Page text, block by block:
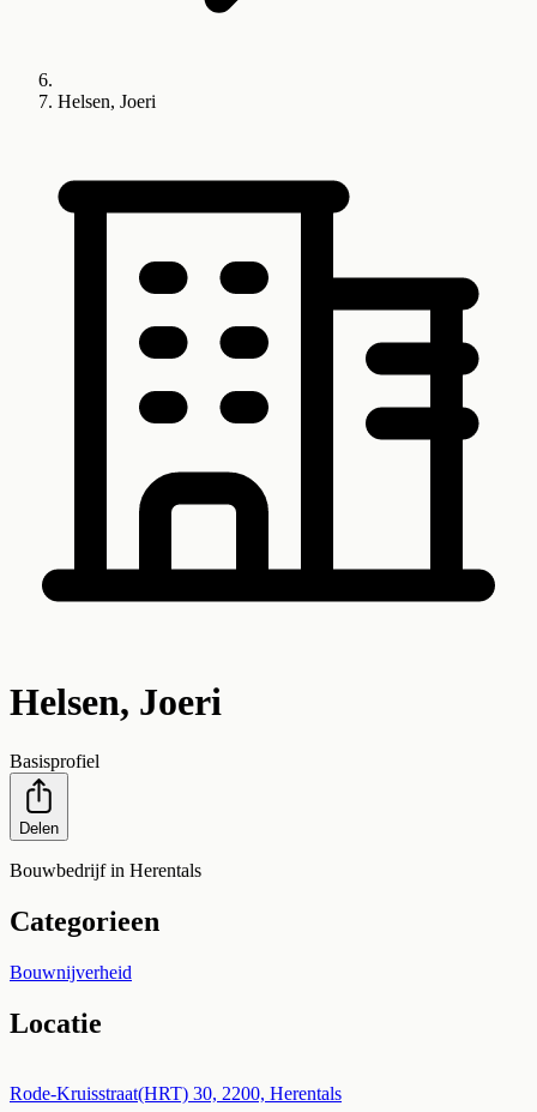
Helsen, Joeri
Helsen, Joeri
Basisprofiel
Delen
Bouwbedrijf in Herentals
Categorieen
Bouwnijverheid
Locatie
+
Rode-Kruisstraat(HRT) 30, 2200, Herentals